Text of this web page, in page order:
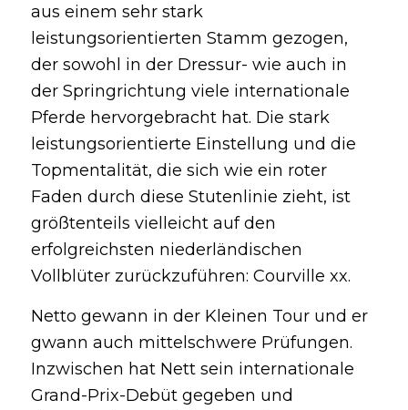
aus einem sehr stark
leistungsorientierten Stamm gezogen,
der sowohl in der Dressur- wie auch in
der Springrichtung viele internationale
Pferde hervorgebracht hat. Die stark
leistungsorientierte Einstellung und die
Topmentalität, die sich wie ein roter
Faden durch diese Stutenlinie zieht, ist
größtenteils vielleicht auf den
erfolgreichsten niederländischen
Vollblüter zurückzuführen: Courville xx.
Netto gewann in der Kleinen Tour und er
gwann auch mittelschwere Prüfungen.
Inzwischen hat Nett sein internationale
Grand-Prix-Debüt gegeben und